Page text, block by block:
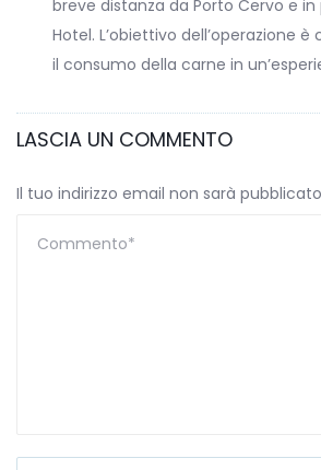
breve distanza da Porto Cervo e
Hotel. L’obiettivo dell’operazione
il consumo della carne in
LASCIA UN COMMENTO
Il tuo indirizzo email non sarà